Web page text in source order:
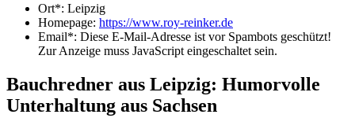
Ort*: Leipzig
Homepage: https://www.roy-reinker.de
Email*: Diese E-Mail-Adresse ist vor Spambots geschützt!
Zur Anzeige muss JavaScript eingeschaltet sein.
Bauchredner aus Leipzig: Humorvolle
Unterhaltung aus Sachsen